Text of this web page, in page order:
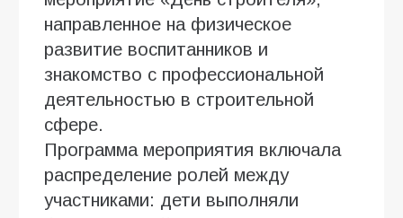
направленное на физическое
развитие воспитанников и
знакомство с профессиональной
деятельностью в строительной
сфере.
Программа мероприятия включала
распределение ролей между
участниками: дети выполняли